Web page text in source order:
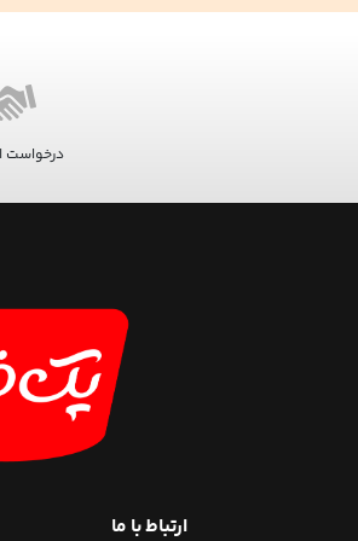
درخواست
ارتباط با ما